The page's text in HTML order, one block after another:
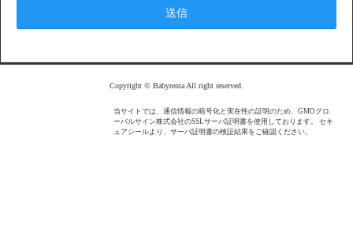
Copyright © Babyrenta All right reserved.
当サイトでは、通信情報の暗号化と実在性の証明のため、GMOグロ
ーバルサイン株式会社のSSLサーバ証明書を使用しております。 セキ
ュアシールより、サーバ証明書の検証結果をご確認ください。